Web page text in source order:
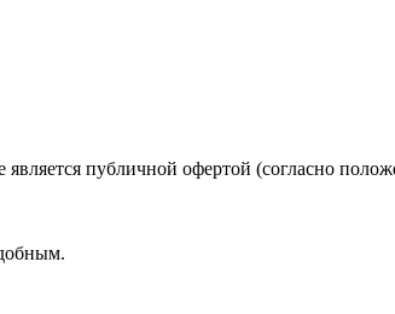
является публичной офертой (согласно